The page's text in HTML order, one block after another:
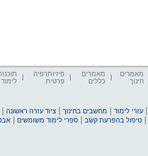
מאמרים
חינוך
מאמרים
כללים
פיזיותרפיה
פרטית
לימוד
עזרי לימוד מחשבים בחינוך |ציוד עזרה ראשונה
|טיפול בהפרעת קשב |ספרי לימוד משומשים |